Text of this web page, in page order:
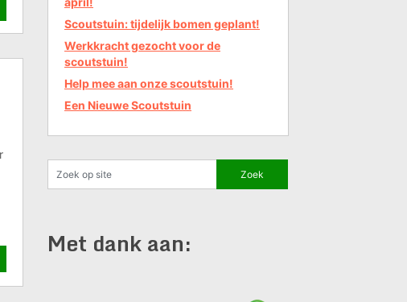
Scoutstuin: tijdelijk bomen geplant!
Werkkracht gezocht voor de
scoutstuin!
Help mee aan onze scoutstuin!
Een Nieuwe Scoutstuin
Met dank aan: